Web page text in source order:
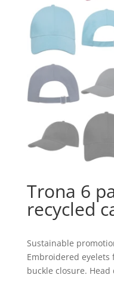
Trona 6
recycled
Sustainable
Embroidered
buckle closure.